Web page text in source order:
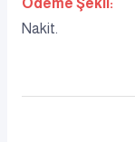
Nakit.